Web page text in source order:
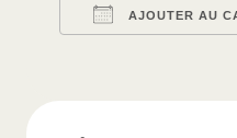
AJOUTER AU